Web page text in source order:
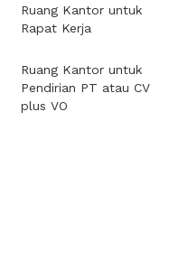
Ruang Kantor untuk
Rapat Kerja
Ruang Kantor untuk
Pendirian PT atau CV
plus VO